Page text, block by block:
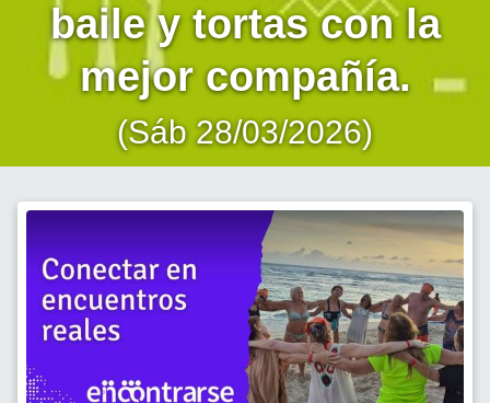
baile y tortas con la
mejor compañía.
(Sáb 28/03/2026)